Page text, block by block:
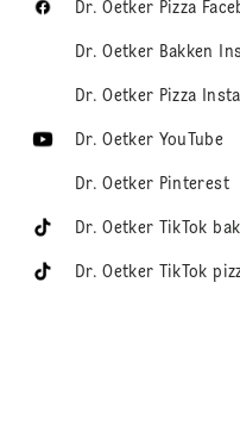
Dr. Oetker Pizza
Dr. Oetker Bakken
Dr. Oetker Pizza
Dr. Oetker YouTube
Dr. Oetker Pinterest
Dr. Oetker TikTok
Dr. Oetker TikTok